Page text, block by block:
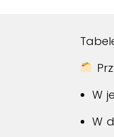
W
W